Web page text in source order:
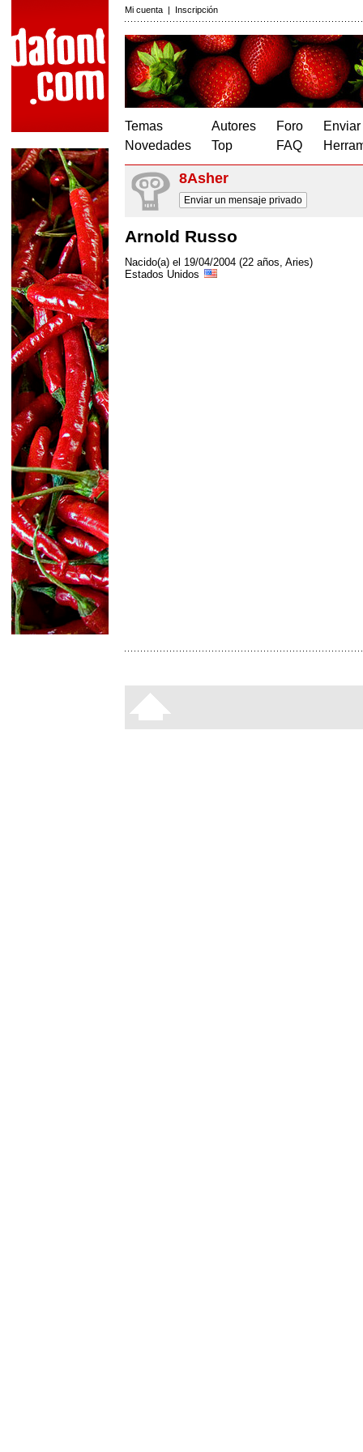
Mi cuenta | Inscripción
Temas
Novedades
Autores
Top
Foro
FAQ
8Asher
Enviar un mensaje privado
Arnold Russo
Nacido(a) el 19/04/2004 (22 años, Aries)
Estados Unidos